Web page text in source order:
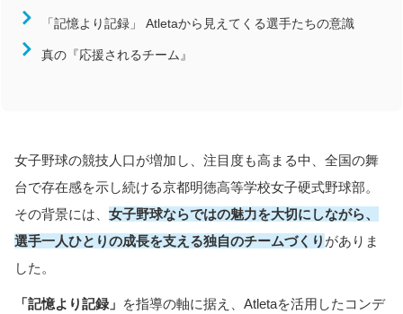
関東
中部
九州/沖縄
競技
陸上競技
サッカー
バスケットボール
「記憶より記録」 Atletaから見えてくる選手たちの意識
真の『応援されるチーム』
女子野球の競技人口が増加し、注目度も高まる中、全国の舞
台で存在感を示し続ける京都明徳高等学校女子硬式野球部。
その背景には、 女子野球ならではの魅力を大切にしながら、
選手一人ひとりの成長を支える独自のチームづくり がありま
した。
「記憶より記録」 を指導の軸に据え、Atletaを活用したコンデ